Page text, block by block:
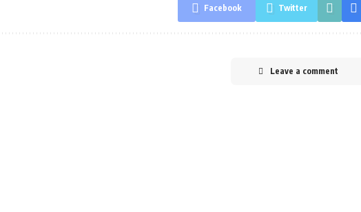
Facebook Twitter
Leave a comment